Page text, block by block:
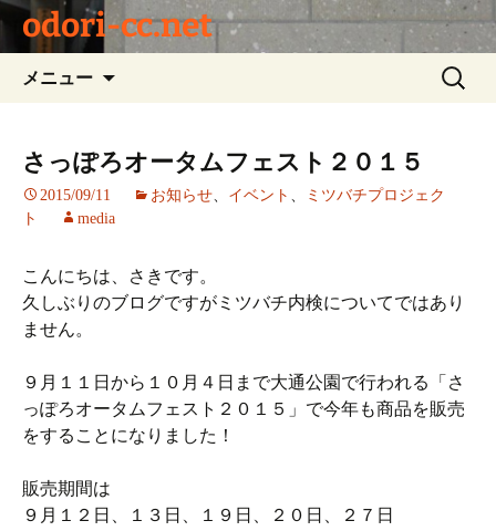
odori-cc.net
メニュー
ツ
ス
ッ
プ
検
索:
さっぽろオータムフェスト２０１５
2015/09/11 お知らせ、 イベント 、
ミツバチプロジェク
ト
media
こんにちは、さきです。
久しぶりのブログですがミツバチ内検についてではあり
ません。
９月１１日から１０月４日まで大通公園で行われる「さ
っぽろオータムフェスト２０１５」で今年も商品を販売
をすることになりました！
販売期間は
９月１２日、１３日、１９日、２０日、２７日